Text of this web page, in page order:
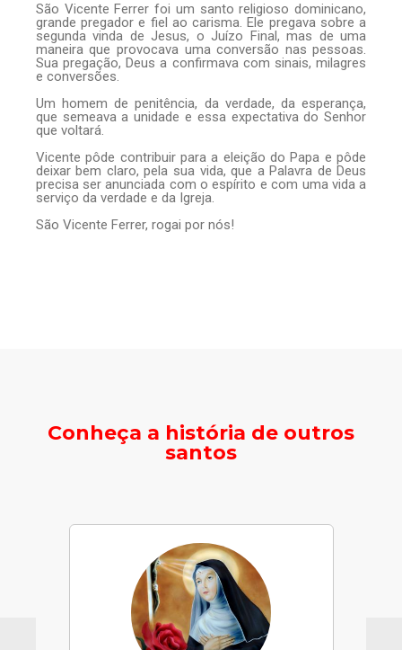
São Vicente Ferrer foi um santo religioso dominicano,
grande pregador e fiel ao carisma. Ele pregava sobre a
segunda vinda de Jesus, o Juízo Final, mas de uma
maneira que provocava uma conversão nas pessoas.
Sua pregação, Deus a confirmava com sinais, milagres
e conversões.
Um homem de penitência, da verdade, da esperança,
que semeava a unidade e essa expectativa do Senhor
que voltará.
Vicente pôde contribuir para a eleição do Papa e pôde
deixar bem claro, pela sua vida, que a Palavra de Deus
precisa ser anunciada com o espírito e com uma vida a
serviço da verdade e da Igreja.
São Vicente Ferrer, rogai por nós!
Conheça a história de outros
santos